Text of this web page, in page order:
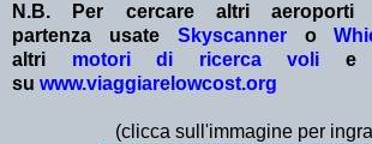
N.B. Per cercare altri
partenza usate Skyscannero
altri motori di ricerca voli e
su www.viaggiarelowcost.org
(clicca sull'immagine per